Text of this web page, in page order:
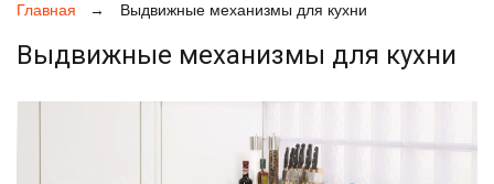
Главная Выдвижные механизмы для кухни
Выдвижные механизмы для кухни